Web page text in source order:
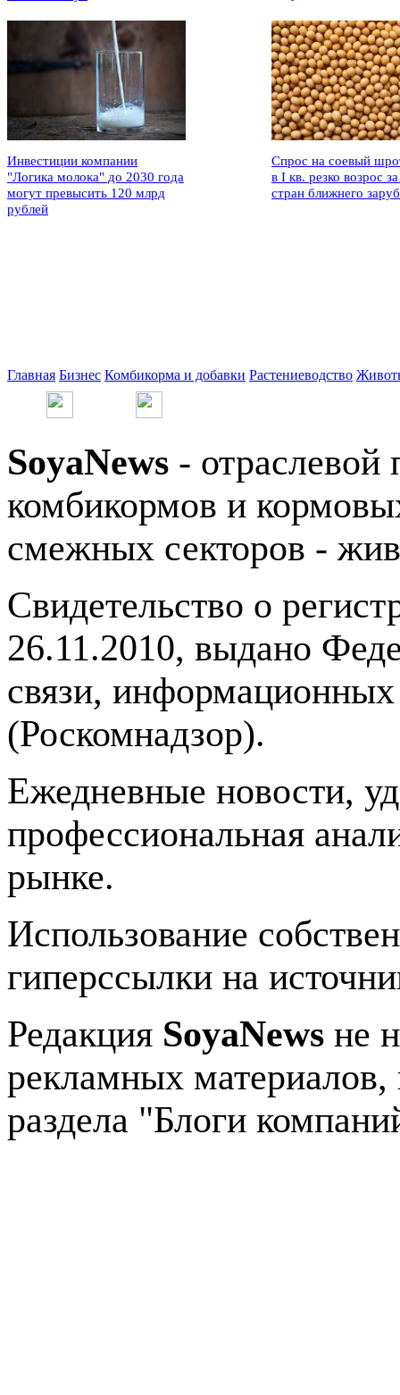
Инвестиции компании
"Логика молока" до 2030 года
могут превысить 120 млрд
рублей
Спрос на соевый
в I кв. резко возрос
стран ближнего
Главная Бизнес Комбикорма и добавки Растениеводство
SoyaNews - отраслевой
комбикормов и
смежных секторов -
Свидетельство о
26.11.2010, выдано
связи,
(Роскомнадзор).
Ежедневные новости,
профессиональная
рынке.
Использование
гиперссылки на
Редакция SoyaNews не
рекламных
раздела "Блоги